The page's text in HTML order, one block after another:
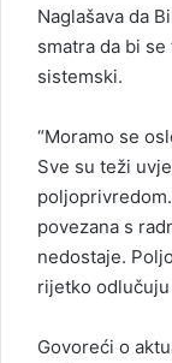
Naglašava da
smatra da bi
sistemski.
“Moramo se
Sve su teži
povezana s
nedostaje.
rijetko odlučuju
Govoreći o